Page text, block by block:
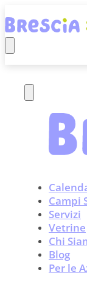
Campi
Servizi
Vetrine
Chi
Blog
Per le